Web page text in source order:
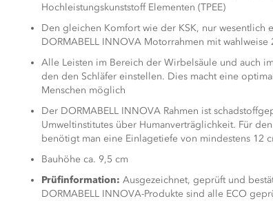
Hochleistungskunststoff Elementen (TPEE)
Den gleichen Komfort wie der KSK, nur wesentlich
DORMABELL INNOVA Motorrahmen mit
Alle Leisten im Bereich der Wirbelsäule und auch
den den Schläfer einstellen. Dies macht eine
Menschen möglich
Der DORMABELL INNOVA Rahmen ist
Umweltinstitutes über Humanverträglichkeit. Für
benötigt man eine Einlagetiefe von mindestens 12
Bauhöhe ca. 9,5 cm
Prüfinformation: Ausgezeichnet, geprüft und
DORMABELL INNOVA-Produkte sind alle ECO